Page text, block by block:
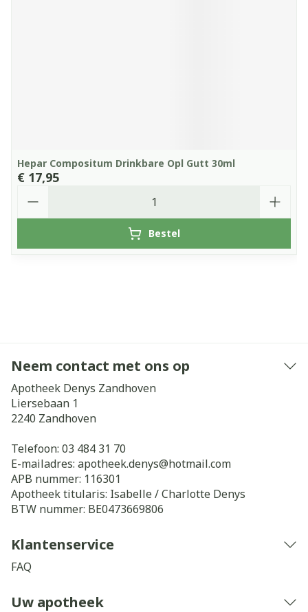
Hepar Compositum Drinkbare Opl Gutt 30ml
€ 17,95
Bestel
Neem contact met ons op
Apotheek Denys Zandhoven
Liersebaan 1
2240 Zandhoven
Telefoon: 03 484 31 70
E-mailadres: apotheek.denys@hotmail.com
APB nummer: 116301
Apotheek titularis: Isabelle / Charlotte Denys
BTW nummer: BE0473669806
Klantenservice
FAQ
Uw apotheek